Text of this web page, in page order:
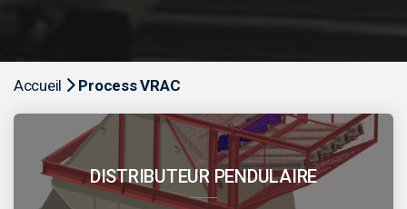
Accueil Process VRAC
DISTRIBUTEUR PENDULAIRE